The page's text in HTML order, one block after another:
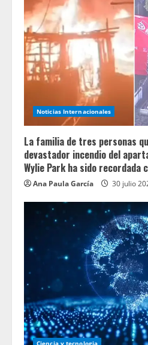
Noticias Internacionales
La familia de tres personas
devastador incendio del
Wylie Park ha sido recordada
Ana Paula García 30 julio